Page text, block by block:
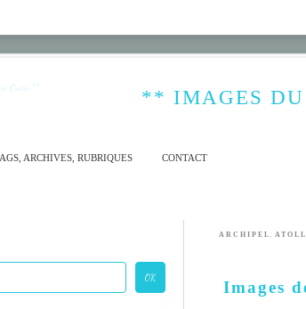
** IMAGES DU
ARCHIVES, RUBRIQUES CONTACT
ARCHIPEL , ATOLL
Images